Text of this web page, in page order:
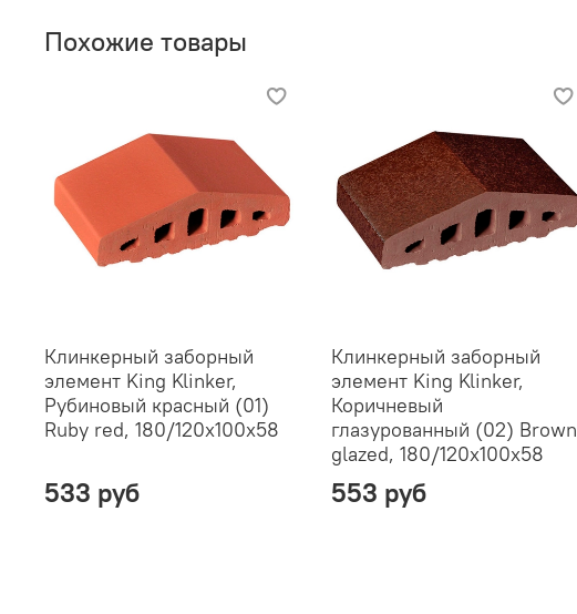
Похожие товары
Клинкерный заборный
элемент King Klinker,
Рубиновый красный (01)
Ruby red, 180/120x100x58
533 руб
Клинкерный заборный
элемент King Klinker,
Коричневый
глазурованный (02) Brown
glazed, 180/120x100x58
553 руб